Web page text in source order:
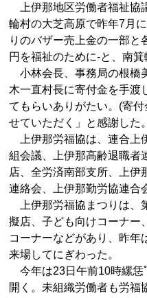
上伊那地区労働者福祉協
輪村の大芝高原で昨年7月
りのバザー売上金の一部と
円を福祉のために-と、南箕
小林会長、事務局の根橋
木一直村長に寄付金を手渡
てもらいありがたい。(寄
せていただく」と感謝した。
上伊那労福協は、連合上
組会議、上伊那高齢退職者
店、全労済南部支所、上伊
連絡会、上伊那勤労協連合
上伊那労福協まつりは、
擬店、子ども向けコーナー
コーナーなどがあり、昨年
来場してにぎわった。
今年は23日午前10時縲恁
開く。未組織労働者も労福